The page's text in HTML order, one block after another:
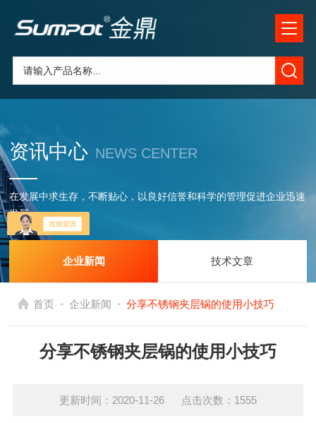
资讯中心 NEWS CENTER
在发展中求生存，不断贴心，以良好信誉和科学的管理促进企业迅速
发展
企业新闻 技术文章
首页 - 企业新闻 - 分享不锈钢夹层锅的使用小技巧
分享不锈钢夹层锅的使用小技巧
更新时间：2020-11-26 点击次数：1555